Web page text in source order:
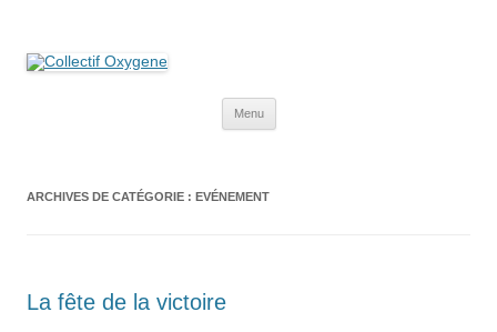
Menu
ARCHIVES DE CATÉGORIE : EVÉNEMENT
La fête de la victoire